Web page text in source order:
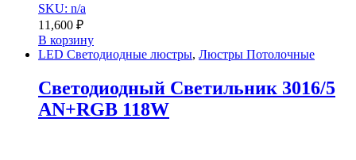
SKU: n/a
11,600 ₽
В корзину
LED Светодиодные люстры, Люстры Потолочные
Светодиодный Светильник 3016/5
AN+RGB 118W